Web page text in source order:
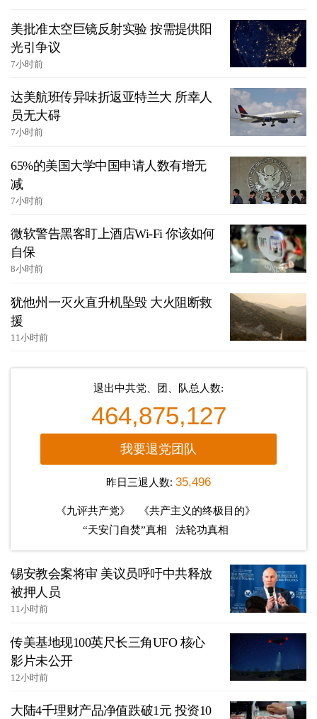
美批准太空巨镜反射实验 按需提供阳
光引争议
7小时前
达美航班传异味折返亚特兰大 所幸人
员无大碍
7小时前
65%的美国大学中国申请人数有增无
减
7小时前
微软警告黑客盯上酒店Wi-Fi 你该如何
自保
8小时前
犹他州一灭火直升机坠毁 大火阻断救
援
11小时前
退出中共党、团、队总人数:
464,875,127
我要退党团队
昨日三退人数: 35,496
《九评共产党》
《共产主义的终极目的》
“天安门自焚”真相
法轮功真相
锡安教会案将审 美议员呼吁中共释放
被押人员
11小时前
传美基地现100英尺长三角UFO 核心
影片未公开
12小时前
大陆4千理财产品净值跌破1元 投资10